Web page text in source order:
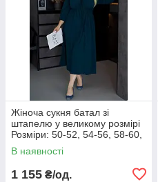
Жіноча сукня батал зі
штапелю у великому розмірі
Розміри: 50-52, 54-56, 58-60,
62-64
В наявності
1 155 ₴/од.